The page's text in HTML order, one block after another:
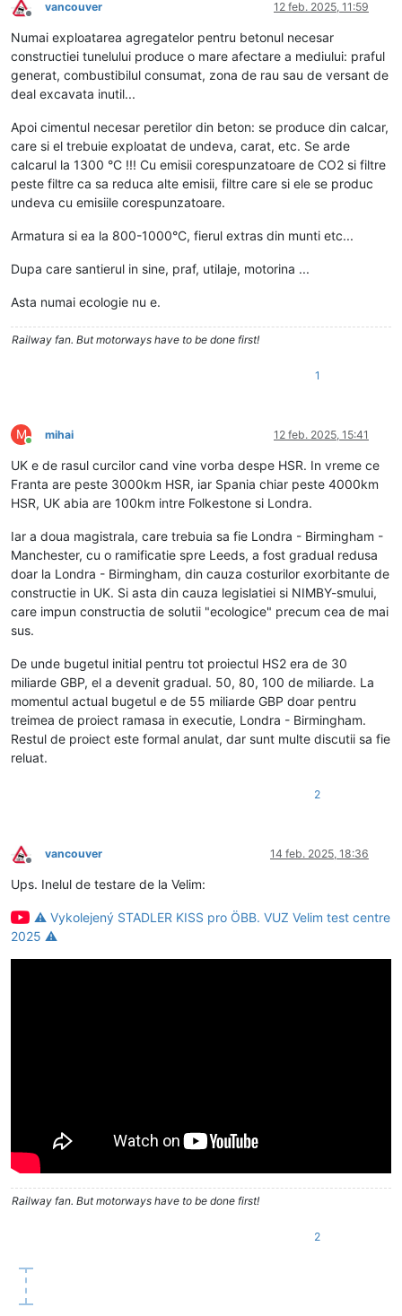
Deconectat
vancouver 12 feb. 2025, 11:59
Numai exploatarea agregatelor pentru betonul necesar
constructiei tunelului produce o mare afectare a mediului: praful
generat, combustibilul consumat, zona de rau sau de versant de
deal excavata inutil...
Apoi cimentul necesar peretilor din beton: se produce din calcar,
care si el trebuie exploatat de undeva, carat, etc. Se arde
calcarul la 1300 °C !!! Cu emisii corespunzatoare de CO2 si filtre
peste filtre ca sa reduca alte emisii, filtre care si ele se produc
undeva cu emisiile corespunzatoare.
Armatura si ea la 800-1000°C, fierul extras din munti etc...
Dupa care santierul in sine, praf, utilaje, motorina ...
Asta numai ecologie nu e.
Railway fan. But motorways have to be done first!
1
M
Conectat
mihai 12 feb. 2025, 15:41
UK e de rasul curcilor cand vine vorba despe HSR. In vreme ce
Franta are peste 3000km HSR, iar Spania chiar peste 4000km
HSR, UK abia are 100km intre Folkestone si Londra.
Iar a doua magistrala, care trebuia sa fie Londra - Birmingham -
Manchester, cu o ramificatie spre Leeds, a fost gradual redusa
doar la Londra - Birmingham, din cauza costurilor exorbitante de
constructie in UK. Si asta din cauza legislatiei si NIMBY-smului,
care impun constructia de solutii "ecologice" precum cea de mai
sus.
De unde bugetul initial pentru tot proiectul HS2 era de 30
miliarde GBP, el a devenit gradual. 50, 80, 100 de miliarde. La
momentul actual bugetul e de 55 miliarde GBP doar pentru
treimea de proiect ramasa in executie, Londra - Birmingham.
Restul de proiect este formal anulat, dar sunt multe discutii sa fie
reluat.
2
Deconectat
vancouver 14 feb. 2025, 18:36
Ups. Inelul de testare de la Velim:
⚠️ Vykolejený STADLER KISS pro ÖBB. VUZ Velim test centre
2025 ⚠️
Railway fan. But motorways have to be done first!
2